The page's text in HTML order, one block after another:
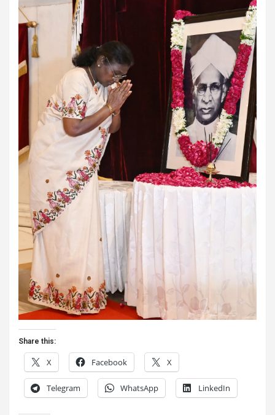
Share this:
X Facebook X
Telegram WhatsApp LinkedIn